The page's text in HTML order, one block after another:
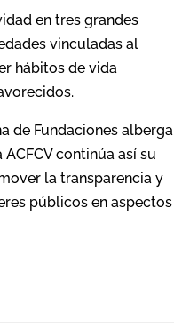
en tres grandes
vinculadas al
hábitos de vida
de Fundaciones alberga
continúa así su
la transparencia y
públicos en aspectos